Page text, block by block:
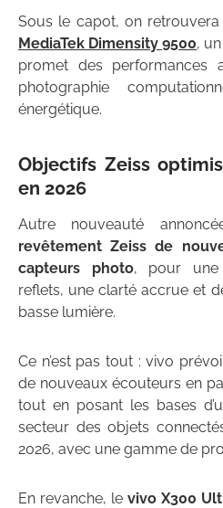
Sous le capot, on retrouvera
MediaTek Dimensity 9500,
promet des performances
photographie
énergétique.
Objectifs Zeiss
en 2026
Autre nouveauté
revêtement Zeiss de
capteurs photo, pour une
reflets, une clarté accrue et
basse lumière.
Ce n’est pas tout : vivo
de nouveaux écouteurs en
tout en posant les bases
secteur des objets
2026, avec une gamme de
En revanche, le vivo X300